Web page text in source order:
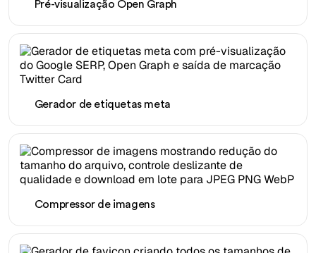
Pré-visualização Open Graph
Gerador de etiquetas meta
Compressor de imagens